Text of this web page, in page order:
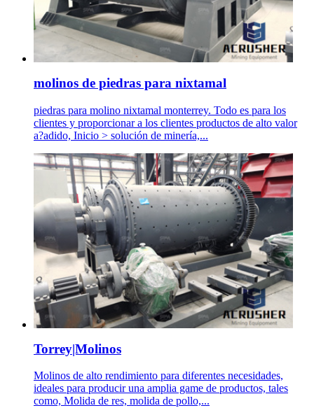
molinos de piedras para nixtamal
piedras para molino nixtamal monterrey. Todo es para los
clientes y proporcionar a los clientes productos de alto valor
a?adido, Inicio > solución de minería,...
Torrey|Molinos
Molinos de alto rendimiento para diferentes necesidades,
ideales para producir una amplia game de productos, tales
como, Molida de res, molida de pollo,...